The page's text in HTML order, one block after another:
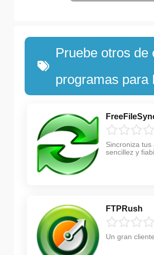
Pruebe otros de
programas para
Sincroniza tus
sencillez y
FTPRush
Un gran